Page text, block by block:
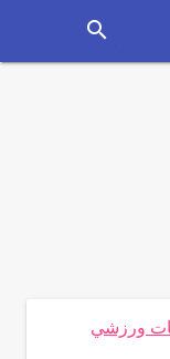
search